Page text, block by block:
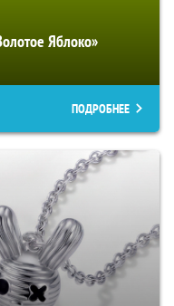
Яблоко»
ПОДРОБНЕЕ